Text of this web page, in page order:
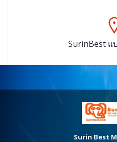
SurinBest แ
Surin Best